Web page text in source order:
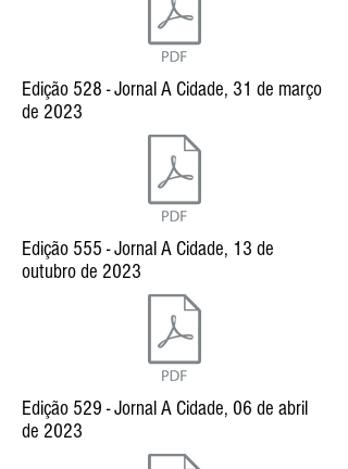
Edição 528 - Jornal A Cidade, 31 de março
de 2023
Edição 555 - Jornal A Cidade, 13 de
outubro de 2023
Edição 529 - Jornal A Cidade, 06 de abril
de 2023